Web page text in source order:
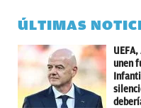
ÚLTIMAS
UEFA,
unen